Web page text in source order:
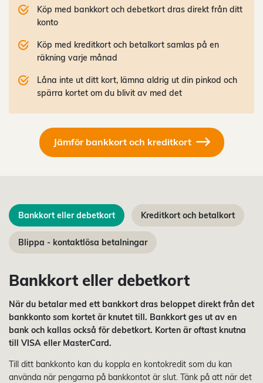
Köp med bankkort och debetkort dras direkt från ditt
konto
Köp med kreditkort och betalkort samlas på en
räkning varje månad
Låna inte ut ditt kort, lämna aldrig ut din pinkod och
spärra kortet om du blivit av med det
Jämför bankkort och kreditkort
Bankkort eller debetkort Kreditkort och betalkort
Blippa - kontaktlösa betalningar
Bankkort eller debetkort
När du betalar med ett bankkort dras beloppet direkt från det
bankkonto som kortet är knutet till. Bankkort ges ut av en
bank och kallas också för debetkort. Korten är oftast knutna
till VISA eller MasterCard.
Till ditt bankkonto kan du koppla en kontokredit som du kan
använda när pengarna på bankkontot är slut. Tänk på att när det